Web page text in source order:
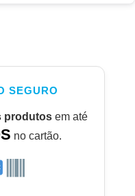
SEGURO
produtosem até
no cartão.